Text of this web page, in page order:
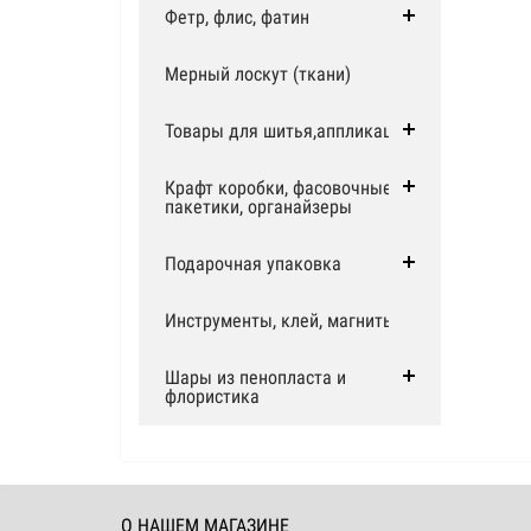
Фетр, флис, фатин
Мерный лоскут (ткани)
Товары для шитья,аппликации
Крафт коробки, фасовочные
пакетики, органайзеры
Подарочная упаковка
Инструменты, клей, магниты
Шары из пенопласта и
флористика
О НАШЕМ МАГАЗИНЕ